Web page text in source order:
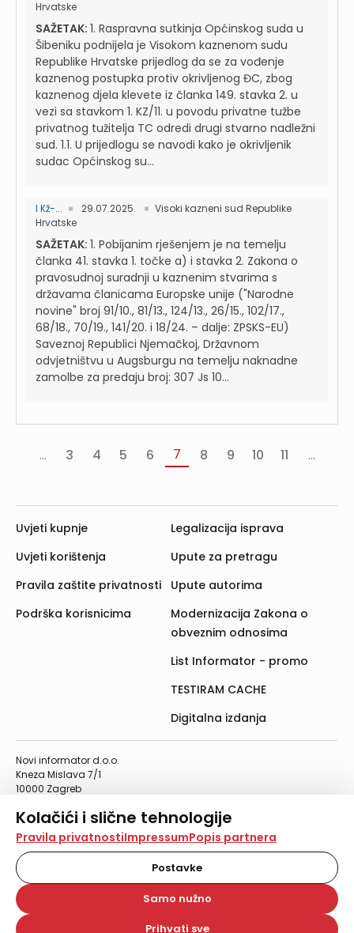
Kolačići i slične tehnologije
Na našoj web stranici koristimo kolačiće i slične
tehnologije za pohranu, čitanje i obradu informacija na
vašem uređaju. Time poboljšavamo korisničko iskustvo,
analiziramo promet na stranici te prikazujemo sadržaje i
oglase koji vas zanimaju. Korisnički profili mogu se kreirati
na više web stranica i uređaja u tu svrhu. Naši partneri
također koriste ove tehnologije.
Pravila privatnostiImpressumPopis partnera
Postavke
Samo nužno
Prihvati sve
Hrvatske
SAŽETAK: 1. Raspravna sutkinja Općinskog suda u
Šibeniku podnijela je Visokom kaznenom sudu
Republike Hrvatske prijedlog da se za vođenje
kaznenog postupka protiv okrivljenog ĐC, zbog
kaznenog djela klevete iz članka 149. stavka 2. u
vezi sa stavkom 1. KZ/11. u povodu privatne tužbe
privatnog tužitelja TC odredi drugi stvarno nadležni
sud. 1.1. U prijedlogu se navodi kako je okrivljenik
sudac Općinskog su...
I Kž-... 29.07.2025.
Visoki kazneni sud Republike
Hrvatske
SAŽETAK: 1. Pobijanim rješenjem je na temelju
članka 41. stavka 1. točke a) i stavka 2. Zakona o
pravosudnoj suradnji u kaznenim stvarima s
državama članicama Europske unije ("Narodne
novine" broj 91/10., 81/13., 124/13., 26/15., 102/17.,
68/18., 70/19., 141/20. i 18/24. – dalje: ZPSKS-EU)
Saveznoj Republici Njemačkoj, Državnom
odvjetništvu u Augsburgu na temelju naknadne
zamolbe za predaju broj: 307 Js 10...
... 3 4 5 6 7 8 9 10 11 ...
Novi informator d.o.o.
Kneza Mislava 7/1
10000 Zagreb
Telefaks: 01/4612-553
info@informator.hr
PRATITE NAS:
Uvjeti kupnje
Uvjeti korištenja
Pravila zaštite privatnosti
Podrška korisnicima
Legalizacija isprava
Upute za pretragu
Upute autorima
Modernizacija Zakona o
obveznim odnosima
List Informator - promo
TESTIRAM CACHE
Digitalna izdanja
© 2026. Novi informator d.o.o. Sva prava zadržana.